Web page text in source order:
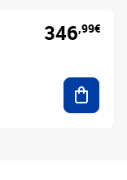
346,99€